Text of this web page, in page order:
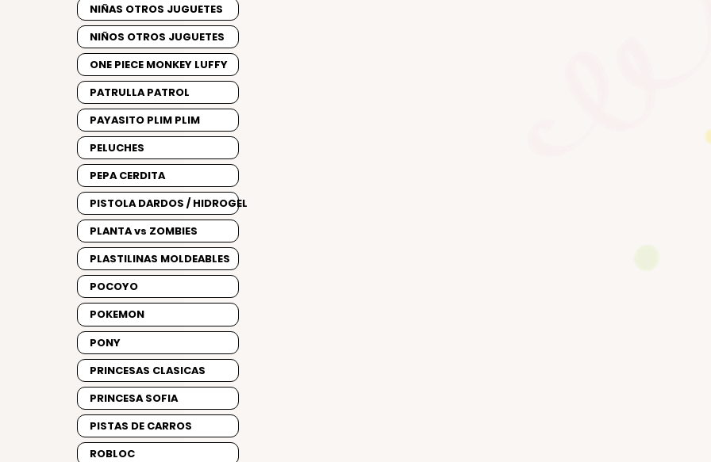
NIÑAS OTROS JUGUETES
NIÑOS OTROS JUGUETES
ONE PIECE MONKEY LUFFY
PATRULLA PATROL
PAYASITO PLIM PLIM
PELUCHES
PEPA CERDITA
PISTOLA DARDOS / HIDROGEL
PLANTA vs ZOMBIES
PLASTILINAS MOLDEABLES
POCOYO
POKEMON
PONY
PRINCESAS CLASICAS
PRINCESA SOFIA
PISTAS DE CARROS
ROBLOC